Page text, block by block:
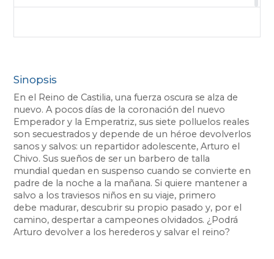
Sinopsis
En el Reino de Castilia, una fuerza oscura se alza de
nuevo. A pocos días de la coronación del nuevo
Emperador y la Emperatriz, sus siete polluelos reales
son secuestrados y depende de un héroe devolverlos
sanos y salvos: un repartidor adolescente, Arturo el
Chivo. Sus sueños de ser un barbero de talla
mundial quedan en suspenso cuando se convierte en
padre de la noche a la mañana. Si quiere mantener a
salvo a los traviesos niños en su viaje, primero
debe madurar, descubrir su propio pasado y, por el
camino, despertar a campeones olvidados. ¿Podrá